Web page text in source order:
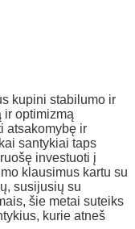
kupini stabilumo ir
ir optimizmą
atsakomybę ir
santykiai taps
investuoti į
klausimus kartu su
susijusių su
šie metai suteiks
kurie atneš